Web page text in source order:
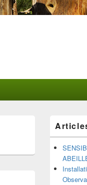
principale
de
widget
barre
latérale